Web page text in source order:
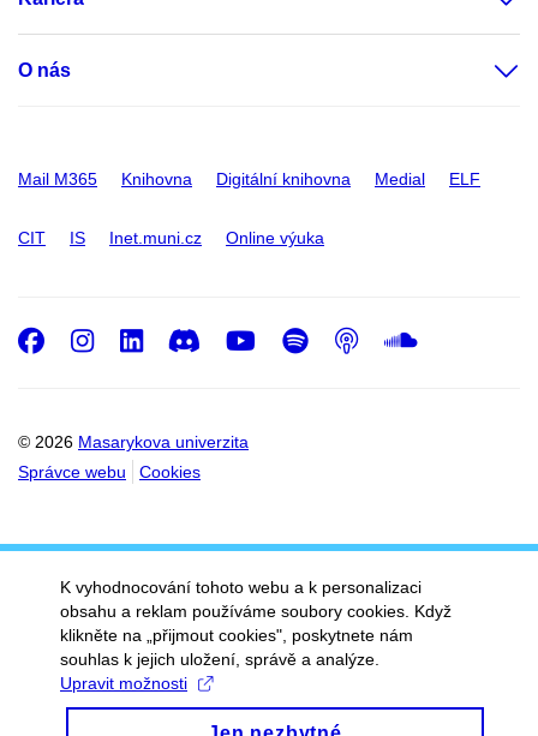
O nás
Mail M365 Knihovna Digitální knihovna Medial ELF
CIT IS Inet.muni.cz Online výuka
© 2026 Masarykova univerzita
Správce webu
Cookies
Facebook
Instagram
LinkedIn
DiscordYoutube
Spotify
Podcast
K vyhodnocování tohoto webu a k personalizaci
obsahu a reklam používáme soubory cookies. Když
klikněte na „přijmout cookies", poskytnete nám
souhlas k jejich uložení, správě a analýze.
Upravit možnosti